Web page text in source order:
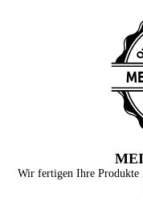
Wir fertigen Ihre Produkte